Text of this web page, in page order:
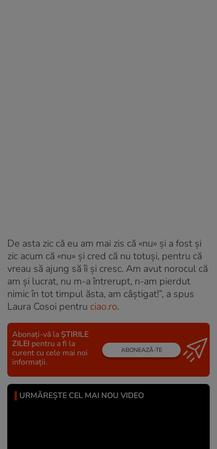
De asta zic că eu am mai zis că «nu» și a fost și
zic acum că «nu» și cred că nu totuși, pentru că
vreau să ajung să îi și cresc. Am avut norocul că
am și lucrat, nu m-a întrerupt, n-am pierdut
nimic în tot timpul ăsta, am câștigat!”, a spus
Laura Cosoi pentru ciao.ro.
Abonați-vă la ȘTIRILE
ZILEI pentru a fi la
curent cu cele mai noi
informații.
ABONEAZĂ-TE
URMĂREȘTE CEL MAI NOU VIDEO